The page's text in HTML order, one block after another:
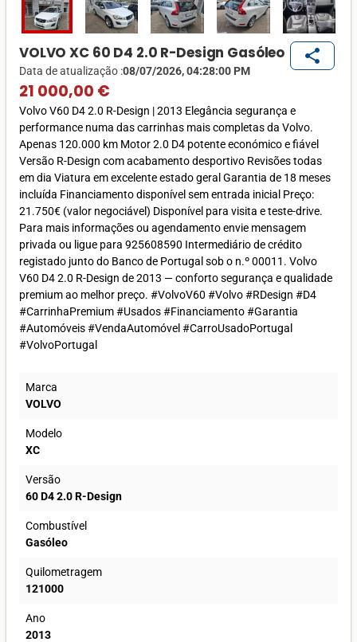
VOLVO XC 60 D4 2.0 R-Design Gasóleo
Data de atualização :08/07/2026, 04:28:00 PM
21 000,00 €
share
Volvo V60 D4 2.0 R-Design | 2013 Elegância segurança e
performance numa das carrinhas mais completas da Volvo.
Apenas 120.000 km Motor 2.0 D4 potente económico e fiável
Versão R-Design com acabamento desportivo Revisões todas
em dia Viatura em excelente estado geral Garantia de 18 meses
incluída Financiamento disponível sem entrada inicial Preço:
21.750€ (valor negociável) Disponível para visita e teste-drive.
Para mais informações ou agendamento envie mensagem
privada ou ligue para 925608590 Intermediário de crédito
registado junto do Banco de Portugal sob o n.º 00011. Volvo
V60 D4 2.0 R-Design de 2013 — conforto segurança e qualidade
premium ao melhor preço. #VolvoV60 #Volvo #RDesign #D4
#CarrinhaPremium #Usados #Financiamento #Garantia
#Automóveis #VendaAutomóvel #CarroUsadoPortugal
#VolvoPortugal
Marca
VOLVO
Modelo
XC
Versão
60 D4 2.0 R-Design
Combustível
Gasóleo
Quilometragem
121000
Ano
2013